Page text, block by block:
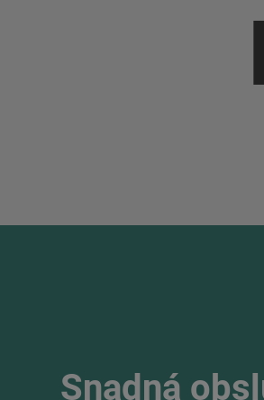
Snadná